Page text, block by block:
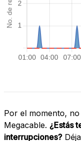
Por el momento,
Megacable. ¿Estás
interrupciones?